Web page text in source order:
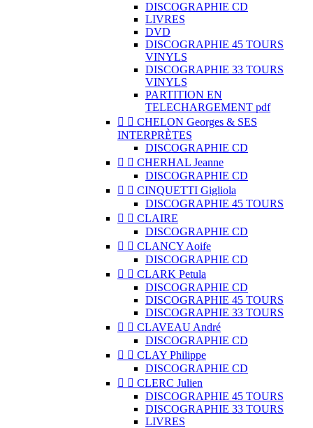
DISCOGRAPHIE CD
LIVRES
DVD
DISCOGRAPHIE 45 TOURS
VINYLS
DISCOGRAPHIE 33 TOURS
VINYLS
PARTITION EN
TELECHARGEMENT pdf
  CHELON Georges & SES
INTERPRÈTES
DISCOGRAPHIE CD
  CHERHAL Jeanne
DISCOGRAPHIE CD
  CINQUETTI Gigliola
DISCOGRAPHIE 45 TOURS
  CLAIRE
DISCOGRAPHIE CD
  CLANCY Aoife
DISCOGRAPHIE CD
  CLARK Petula
DISCOGRAPHIE CD
DISCOGRAPHIE 45 TOURS
DISCOGRAPHIE 33 TOURS
  CLAVEAU André
DISCOGRAPHIE CD
  CLAY Philippe
DISCOGRAPHIE CD
  CLERC Julien
DISCOGRAPHIE 45 TOURS
DISCOGRAPHIE 33 TOURS
LIVRES